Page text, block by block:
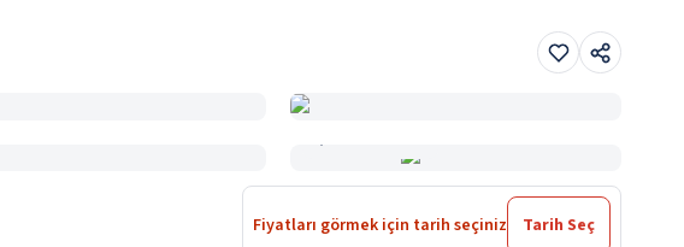
Fiyatları görmek için tarih seçiniz Tarih Seç